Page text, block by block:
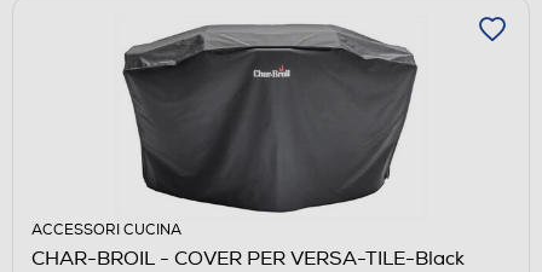
ACCESSORI CUCINA
CHAR-BROIL - COVER PER VERSA-TILE-Black